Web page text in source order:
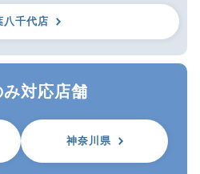
八千代店
み対応店舗
神奈川県